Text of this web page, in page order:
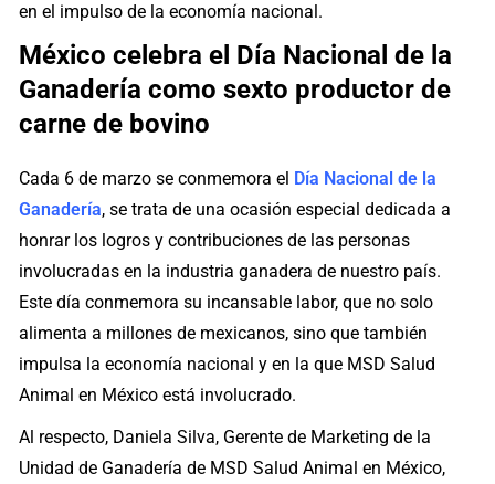
en el impulso de la economía nacional.
México celebra el Día Nacional de la
Ganadería como sexto productor de
carne de bovino
Cada 6 de marzo se conmemora el Día Nacional de la
Ganadería, se trata de una ocasión especial dedicada a
honrar los logros y contribuciones de las personas
involucradas en la industria ganadera de nuestro país.
Este día conmemora su incansable labor, que no solo
alimenta a millones de mexicanos, sino que también
impulsa la economía nacional y en la que MSD Salud
Animal en México está involucrado.
Al respecto, Daniela Silva, Gerente de Marketing de la
Unidad de Ganadería de MSD Salud Animal en México,